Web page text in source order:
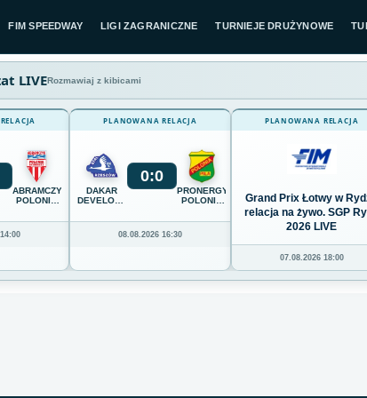
FIM SPEEDWAY LIGI ZAGRANICZNE TURNIEJE DRUŻYNOWE
LIVERozmawiaj z kibicami
ABRAMCZYK
POLONIA
PLANOWANA RELACJA
DAKAR
DEVELOPMENT
RZESZÓW
0:0
PRONERGY
POLONIA
08.08.2026 16:30
PLANOWANA RELACJA
Grand Prix Łotwy w
relacja na żywo. SGP
2026 LIVE
07.08.2026 18:00